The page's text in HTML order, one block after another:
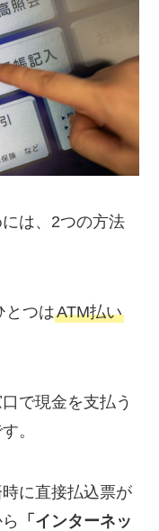
は、2つの方法
とつはATM払い
で現金を支払う
。
に直接払込票が
「インターネッ